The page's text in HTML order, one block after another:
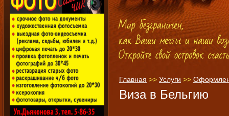
Главная >> Услуги >>
Виза в Бельгию